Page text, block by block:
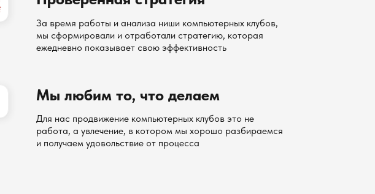
За время работы и анализа ниши компьютерных клубов,
мы сформировали и отработали стратегию, которая
ежедневно показывает свою эффективность
Для нас продвижение компьютерных клубов это не
работа, а увлечение, в котором мы хорошо разбираемся
и получаем удовольствие от процесса
Мы любим то, что делаем